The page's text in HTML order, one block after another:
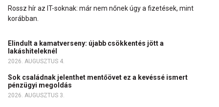
Rossz hír az IT-soknak: már nem nőnek úgy a fizetések, mint
korábban.
Elindult a kamatverseny: újabb csökkentés jött a
lakáshiteleknél
2026. AUGUSZTUS 4.
Sok családnak jelenthet mentőövet ez a kevéssé ismert
pénzügyi megoldás
2026. AUGUSZTUS 3.